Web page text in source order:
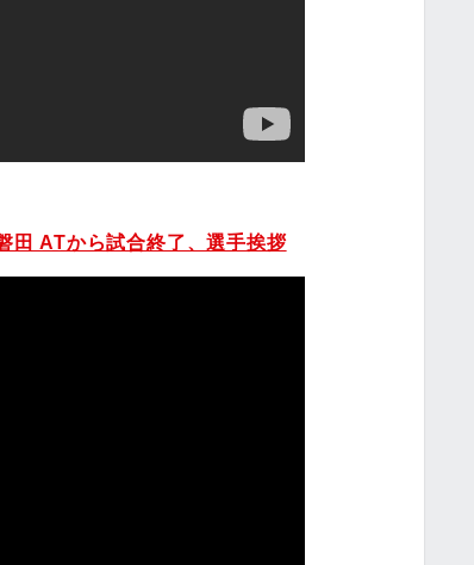
田 ATから試合終了、選手挨拶